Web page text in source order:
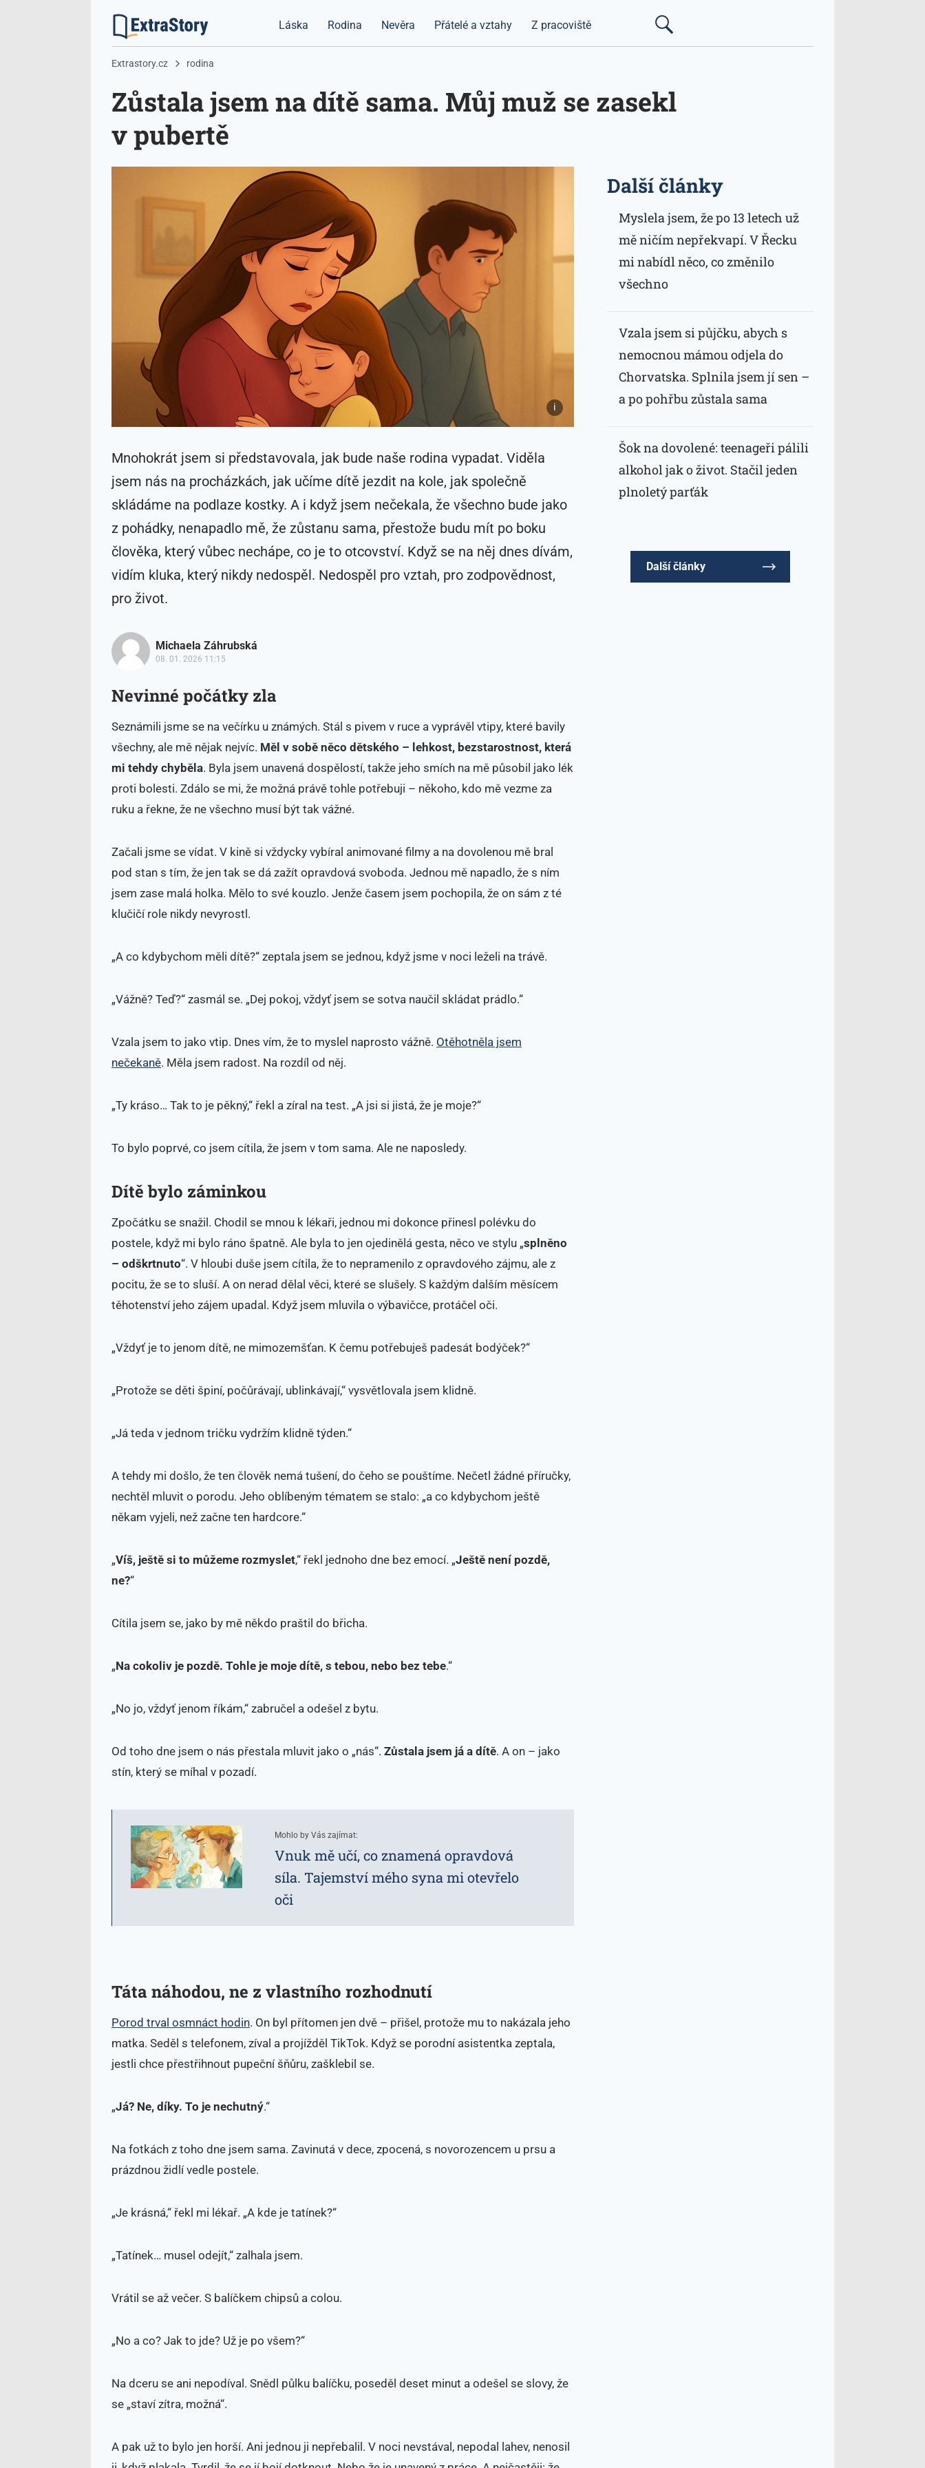
Láska Rodina Nevěra Přátelé a vztahy Z pracoviště
Extrastory.cz rodina
Zůstala jsem na dítě sama. Můj muž se zasekl
v pubertě
Mnohokrát jsem si představovala, jak bude naše rodina vypadat. Viděla
jsem nás na procházkách, jak učíme dítě jezdit na kole, jak společně
skládáme na podlaze kostky. A i když jsem nečekala, že všechno bude jako
z pohádky, nenapadlo mě, že zůstanu sama, přestože budu mít po boku
člověka, který vůbec nechápe, co je to otcovství. Když se na něj dnes dívám,
vidím kluka, který nikdy nedospěl. Nedospěl pro vztah, pro zodpovědnost,
pro život.
Michaela Záhrubská
08. 01. 2026 11:15
Nevinné počátky zla
Seznámili jsme se na večírku u známých. Stál s pivem v ruce a vyprávěl vtipy, které bavily
všechny, ale mě nějak nejvíc. Měl v sobě něco dětského – lehkost, bezstarostnost, která
mi tehdy chyběla. Byla jsem unavená dospělostí, takže jeho smích na mě působil jako lék
proti bolesti. Zdálo se mi, že možná právě tohle potřebuji – někoho, kdo mě vezme za
ruku a řekne, že ne všechno musí být tak vážné.
Začali jsme se vídat. V kině si vždycky vybíral animované filmy a na dovolenou mě bral
pod stan s tím, že jen tak se dá zažít opravdová svoboda. Jednou mě napadlo, že s ním
jsem zase malá holka. Mělo to své kouzlo. Jenže časem jsem pochopila, že on sám z té
klučičí role nikdy nevyrostl.
„A co kdybychom měli dítě?“ zeptala jsem se jednou, když jsme v noci leželi na trávě.
„Vážně? Teď?“ zasmál se. „Dej pokoj, vždyť jsem se sotva naučil skládat prádlo.“
Vzala jsem to jako vtip. Dnes vím, že to myslel naprosto vážně. Otěhotněla jsem
nečekaně. Měla jsem radost. Na rozdíl od něj.
„Ty kráso… Tak to je pěkný,“ řekl a zíral na test. „A jsi si jistá, že je moje?“
To bylo poprvé, co jsem cítila, že jsem v tom sama. Ale ne naposledy.
Dítě bylo záminkou
Zpočátku se snažil. Chodil se mnou k lékaři, jednou mi dokonce přinesl polévku do
postele, když mi bylo ráno špatně. Ale byla to jen ojedinělá gesta, něco ve stylu „splněno
– odškrtnuto“. V hloubi duše jsem cítila, že to nepramenilo z opravdového zájmu, ale z
pocitu, že se to sluší. A on nerad dělal věci, které se slušely. S každým dalším měsícem
těhotenství jeho zájem upadal. Když jsem mluvila o výbavičce, protáčel oči.
„Vždyť je to jenom dítě, ne mimozemšťan. K čemu potřebuješ padesát bodýček?“
„Protože se děti špiní, počůrávají, ublinkávají,“ vysvětlovala jsem klidně.
„Já teda v jednom tričku vydržím klidně týden.“
A tehdy mi došlo, že ten člověk nemá tušení, do čeho se pouštíme. Nečetl žádné příručky,
nechtěl mluvit o porodu. Jeho oblíbeným tématem se stalo: „a co kdybychom ještě
někam vyjeli, než začne ten hardcore.“
„Víš, ještě si to můžeme rozmyslet,“ řekl jednoho dne bez emocí. „Ještě není pozdě,
ne?“
Cítila jsem se, jako by mě někdo praštil do břicha.
„Na cokoliv je pozdě. Tohle je moje dítě, s tebou, nebo bez tebe.“
„No jo, vždyť jenom říkám,“ zabručel a odešel z bytu.
Od toho dne jsem o nás přestala mluvit jako o „nás“. Zůstala jsem já a dítě. A on – jako
stín, který se míhal v pozadí.
Mohlo by Vás zajímat:
Vnuk mě učí, co znamená opravdová
síla. Tajemství mého syna mi otevřelo
oči
Táta náhodou, ne z vlastního rozhodnutí
Porod trval osmnáct hodin. On byl přítomen jen dvě – přišel, protože mu to nakázala jeho
matka. Seděl s telefonem, zíval a projížděl TikTok. Když se porodní asistentka zeptala,
jestli chce přestřihnout pupeční šňůru, zašklebil se.
„Já? Ne, díky. To je nechutný.“
Na fotkách z toho dne jsem sama. Zavinutá v dece, zpocená, s novorozencem u prsu a
prázdnou židlí vedle postele.
„Je krásná,“ řekl mi lékař. „A kde je tatínek?“
„Tatínek… musel odejít,“ zalhala jsem.
Vrátil se až večer. S balíčkem chipsů a colou.
„No a co? Jak to jde? Už je po všem?“
Na dceru se ani nepodíval. Snědl půlku balíčku, poseděl deset minut a odešel se slovy, že
se „staví zítra, možná“.
A pak už to bylo jen horší. Ani jednou ji nepřebalil. V noci nevstával, nepodal lahev, nenosil
Další články
Myslela jsem, že po 13 letech už
mě ničím nepřekvapí. V Řecku
mi nabídl něco, co změnilo
všechno
Vzala jsem si půjčku, abych s
nemocnou mámou odjela do
Chorvatska. Splnila jsem jí sen –
a po pohřbu zůstala sama
Šok na dovolené: teenageři pálili
alkohol jak o život. Stačil jeden
plnoletý parťák
Další články